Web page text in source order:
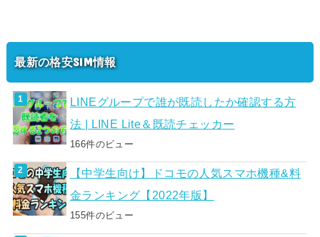
最新の格安SIM情報
LINEグループで誰が既読したか確認する方
法 | LINE Lite＆既読チェッカー
166件のビュー
【中学生向け】ドコモの人気スマホ機種&料
金ランキング【2022年版】
155件のビュー